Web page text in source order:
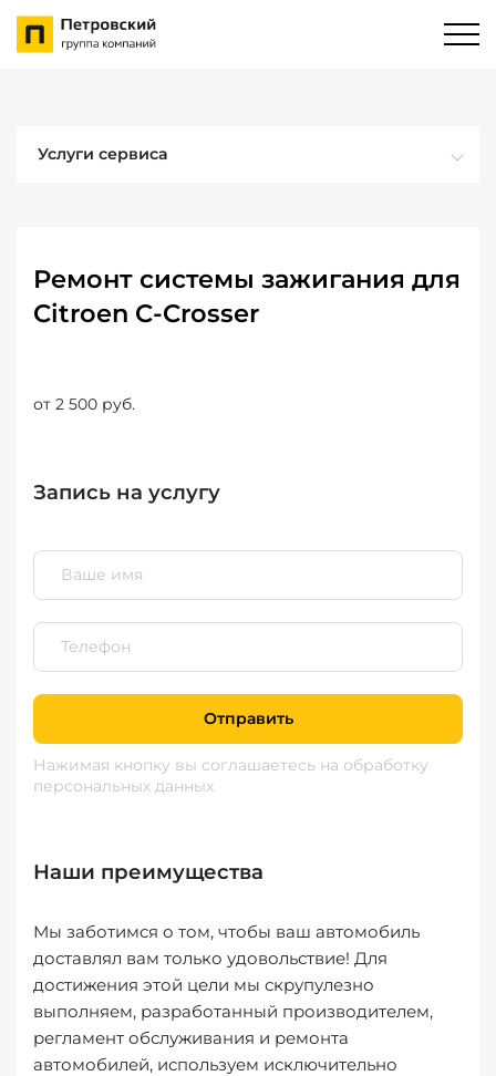
Услуги сервиса
Ремонт системы зажигания для
Citroen C-Crosser
от 2 500 руб.
Запись на услугу
Отправить
Нажимая кнопку вы соглашаетесь на обработку
персональных данных
Наши преимущества
Мы заботимся о том, чтобы ваш автомобиль
доставлял вам только удовольствие! Для
достижения этой цели мы скрупулезно
выполняем, разработанный производителем,
регламент обслуживания и ремонта
автомобилей, используем исключительно